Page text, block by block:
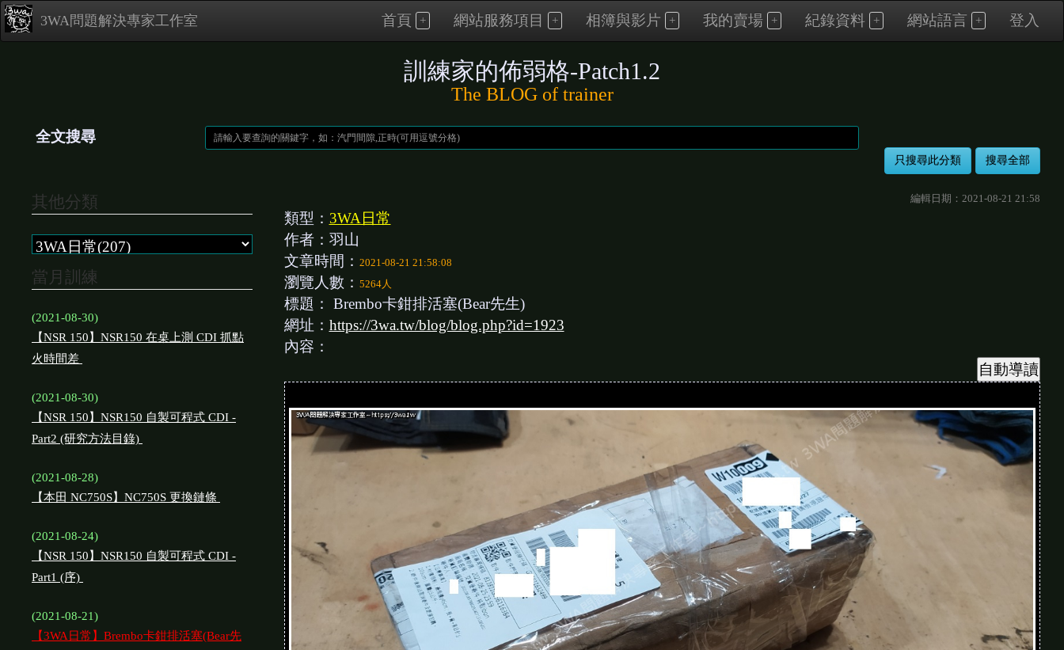
3WA問題解決專家工作室 首頁 網站服務項目 相簿與影片 我的賣場 紀錄資料 網站語言 登入
訓練家的佈弱格-Patch1.2
The BLOG of trainer
全文搜尋
編輯日期：2021-08-21 21:58
類型： 3WA日常
作者：羽山
文章時間： 2021-08-21 21:58:08
瀏覽人數： 5264人
標題： Brembo卡鉗排活塞(Bear先生)
網址： https://3wa.tw/blog/blog.php?id=1923
內容：
其他分類
當月訓練
(2021-08-30)
【NSR 150】NSR150 在桌上測 CDI 抓點
火時間差
(2021-08-30)
【NSR 150】NSR150 自製可程式 CDI -
Part2 (研究方法目錄)
(2021-08-28)
【本田 NC750S】NC750S 更換鏈條
(2021-08-24)
【NSR 150】NSR150 自製可程式 CDI -
Part1 (序)
(2021-08-21)
【3WA日常】Brembo卡鉗排活塞(Bear先